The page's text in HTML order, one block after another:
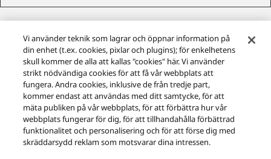
Nätverksförstärkare SU-G30
Vi använder teknik som lagrar och öppnar information på
din enhet (t.ex. cookies, pixlar och plugins); för enkelhetens
skull kommer de alla att kallas "cookies" här. Vi använder
strikt nödvändiga cookies för att få vår webbplats att
fungera. Andra cookies, inklusive de från tredje part,
kommer endast att användas med ditt samtycke, för att
mäta publiken på vår webbplats, för att förbättra hur vår
webbplats fungerar för dig, för att tillhandahålla förbättrad
funktionalitet och personalisering och för att förse dig med
skräddarsydd reklam som motsvarar dina intressen.